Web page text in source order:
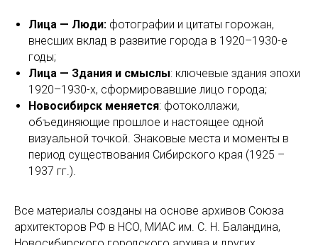
Лица — Люди: фотографии и цитаты горожан,
внесших вклад в развитие города в 1920–1930-е
годы;
Лица — Здания и смыслы: ключевые здания эпохи
1920–1930-х, сформировавшие лицо города;
Новосибирск меняется: фотоколлажи,
объединяющие прошлое и настоящее одной
визуальной точкой. Знаковые места и моменты в
период существования Сибирского края (1925 –
1937 гг.).
Все материалы созданы на основе архивов Союза
архитекторов РФ в НСО, МИАС им. С. Н. Баландина,